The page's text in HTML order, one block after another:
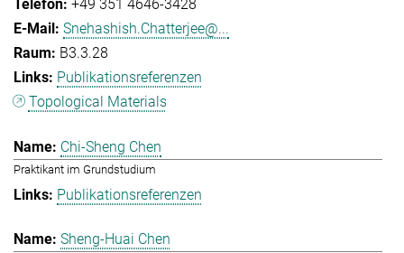
+49 351 4646-3428
Snehashish.Chatterjee@...
B3.3.28
Publikationsreferenzen
Topological Materials
Chi-Sheng Chen
Praktikant im Grundstudium
Publikationsreferenzen
Sheng-Huai Chen